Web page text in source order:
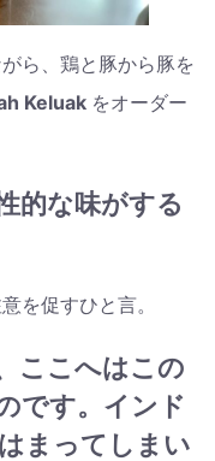
ら、鶏と豚から豚を
Keluak をオーダー
的な味がする
を促すひと言。
ここへはこの
です。インド
まってしまい